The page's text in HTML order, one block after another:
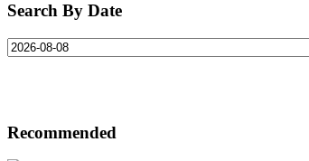
Search By Date
Recommended